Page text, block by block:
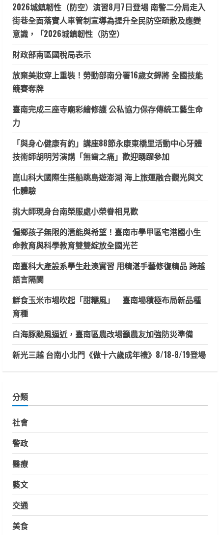
2026城鎮韌性（防空）演習8月7日登場 南警二分局走入
街巷全面落實人車管制宣導為提升全民防空疏散及應變
意識，「2026城鎮韌性（防空）
財政部南區國稅局表示
放棄美妝穿上重裝！勞動部南分署16歲女銲將 全國技能
競賽奪牌
臺南完成三座寺廟彩繪修護 公私協力保存傳統工藝生命
力
「與身心健康有約」講座88節永康東橋里活動中心牙體
技術師胡明芳演講「無齒之痛」歡迎踴躍參加
崑山科大國際生搭船跳島遊澎湖 海上旅運融合觀光與文
化體驗
挑大師現身台南榮服處小榮眷相見歡
偏鄉孩子無限的潛能與希望！臺南市學甲區宅港國小生
命教育與科學教育雙雙綻放全國光芒
南臺科大產設系學生赴澳實習 用精湛手藝修復精品 跨越
語言隔閡
鮮食玉米市場吹起「甜糯風」 臺南場積極布局新品種
育種
白海豚颱風逼近，臺南區農改場籲農友加強防災準備
新光三越 台南小北門《做十六歲成年禮》8/18-8/19登場
分類
社會
警政
醫療
藝文
交通
美食